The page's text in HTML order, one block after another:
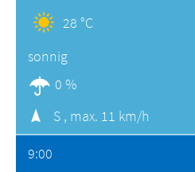
28 °C
sonnig
0 %
S , max. 11 km/h
9:00